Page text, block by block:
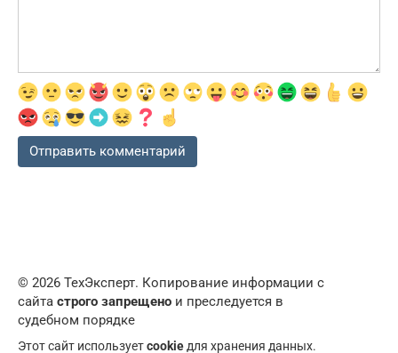
© 2026 ТехЭксперт. Копирование информации с
сайта строго запрещено и преследуется в
судебном порядке
Этот сайт используетcookieдля хранения данных.